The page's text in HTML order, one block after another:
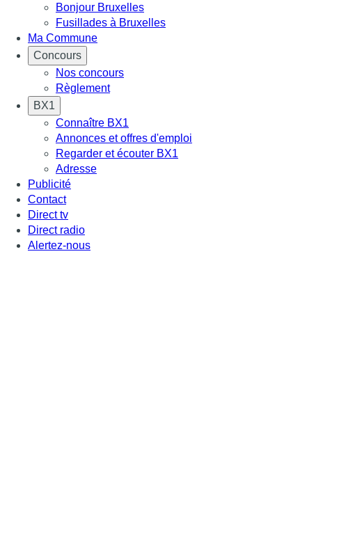
Bonjour Bruxelles
Fusillades à Bruxelles
Ma Commune
Concours
Nos concours
Règlement
BX1
Connaître BX1
Annonces et offres d'emploi
Regarder et écouter BX1
Adresse
Publicité
Contact
Direct tv
Direct radio
Alertez-nous